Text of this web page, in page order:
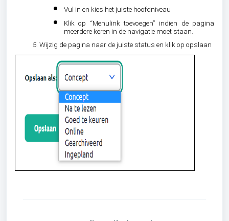
Vul in en kies het juiste hoofdniveau
Klik op “Menulink toevoegen” indien de pagina
meerdere keren in de navigatie moet staan.
Wijzig de pagina naar de juiste status en klik op opslaan